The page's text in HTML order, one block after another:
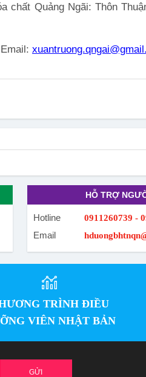
chất Quảng Ngãi: Thôn
HỖ TRỢ
Hotline 0911260739 -
Email
TRÌNH ĐIỀU
VIÊN NHẬT BẢN
GỬI